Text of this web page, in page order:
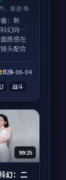
、黄渤 等
：新
幻向动
质感在
头配合
9.9 06-04
战斗
99:25
幻：二